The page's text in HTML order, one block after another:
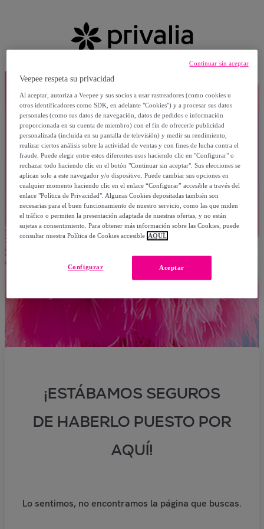
¡ESTÁBAMOS SEGUROS
DE HABERLO PUESTO POR
AQUÍ!
Lo sentimos, no encontramos la página que buscas.
Veepee respeta su privacidad
Al aceptar, autoriza a Veepee y sus socios a usar rastreadores (como cookies u
otros identificadores como SDK, en adelante "Cookies") y a procesar sus datos
personales (como sus datos de navegación, datos de pedidos e información
proporcionada en su cuenta de miembro) con el fin de ofrecerle publicidad
personalizada (incluida en su pantalla de televisión) y medir su rendimiento,
realizar ciertos análisis sobre la actividad de ventas y con fines de lucha contra el
fraude. Puede elegir entre estos diferentes usos haciendo clic en "Configurar" o
rechazar todo haciendo clic en el botón "Continuar sin aceptar". Sus elecciones se
aplican solo a este navegador y/o dispositivo. Puede cambiar sus opciones en
cualquier momento haciendo clic en el enlace “Configurar” accesible a través del
enlace "Política de Privacidad". Algunas Cookies depositadas también son
necesarias para el buen funcionamiento de nuestro servicio, como las que miden
el tráfico o permiten la presentación adaptada de nuestras ofertas, y no están
sujetas a consentimiento. Para obtener más información sobre las Cookies, puede
consultar nuestra Política de Cookies accesible AQUÍ.
Aceptar
Configurar
Continuar sin aceptar